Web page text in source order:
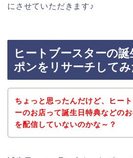
にさせていただきます♪
ヒートブースターの誕
ポンをリサーチしてみ
ちょっと思ったんだけど、ヒー
ーのお店って誕生日特典などの
を配信していないのかな～？